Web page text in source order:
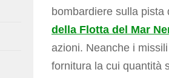
bombardiere sulla pista
della Flotta del Mar
azioni. Neanche i
fornitura la cui quantità